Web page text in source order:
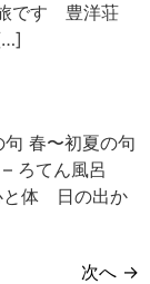
です 豊洋荘
春〜初夏の句
ろてん風呂
と体 日の出か
次へ →